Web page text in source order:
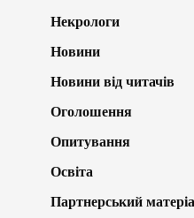
Некрологи
Новини
Новини від читачів
Оголошення
Опитування
Освіта
Партнерський